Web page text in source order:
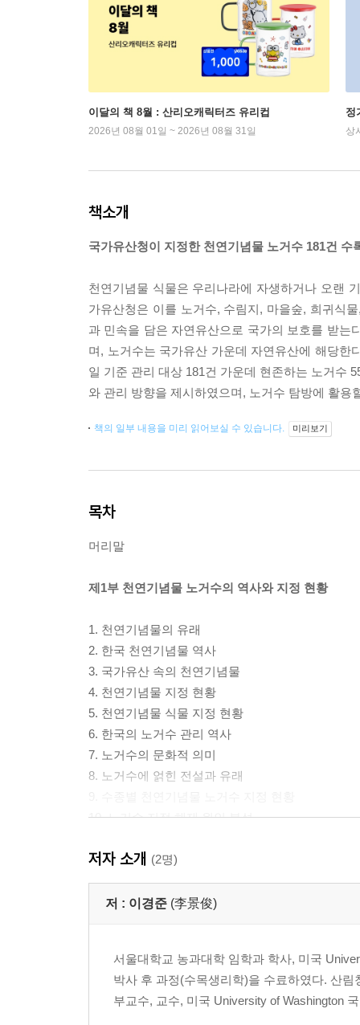
이달의 책 8월 : 산리오캐릭터즈 유리컵
2026년 08월 01일 ~ 2026년 08월 31일
정
상
책소개
국가유산청이 지정한 천연기념물 노거수 181건 수
천연기념물 식물은 우리나라에 자생하거나 오랜
가유산청은 이를 노거수, 수림지, 마을숲, 희귀식
과 민속을 담은 자연유산으로 국가의 보호를 받는
며, 노거수는 국가유산 가운데 자연유산에 해당한
일 기준 관리 대상 181건 가운데 현존하는 노거수
와 관리 방향을 제시하였으며, 노거수 탐방에 활
책의 일부 내용을 미리 읽어보실 수 있습니다. 미리보기
목차
머리말
제1부 천연기념물 노거수의 역사와 지정 현황
1. 천연기념물의 유래
2. 한국 천연기념물 역사
3. 국가유산 속의 천연기념물
4. 천연기념물 지정 현황
5. 천연기념물 식물 지정 현황
6. 한국의 노거수 관리 역사
7. 노거수의 문화적 의미
8. 노거수에 얽힌 전설과 유래
10. 노거수 지정 해제 원인 분석
제2부 지역별 천연기념물 노거수
1. 서울특별시
청와대 노거수 군
서울 삼청동 등나무
서울 삼청동 측백나무
저자 소개 (2명)
저 : 이경준 (李景俊)
서울대학교 농과대학 임학과 학사, 미국
박사 후 과정(수목생리학)을 수료하였다. 산
부교수, 교수, 미국 University of Washington